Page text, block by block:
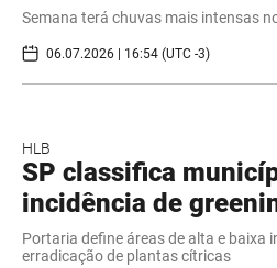
Semana terá chuvas mais intensas
06.07.2026 | 16:54 (UTC -3)
HLB
SP classifica
incidência de
Portaria define áreas de alta e baixa
erradicação de plantas cítricas